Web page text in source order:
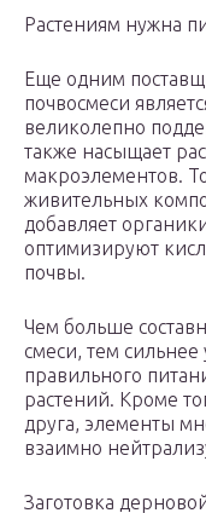
Растениям нужна
Еще одним
почвосмеси
великолепно
также насыщает
макроэлементов.
живительных
добавляет
оптимизируют
почвы.
Чем больше
смеси, тем
правильного
растений. Кроме
друга, элементы
взаимно
Заготовка